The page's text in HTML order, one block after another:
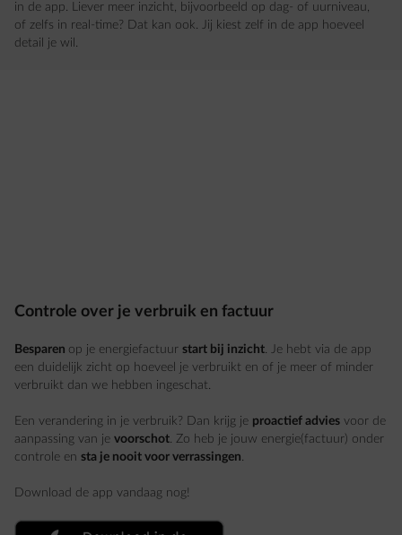
in de app. Liever meer inzicht, bijvoorbeeld op dag- of uurniveau,
of zelfs in real-time? Dat kan ook. Jij kiest zelf in de app hoeveel
detail je wil.
Controle over je verbruik en factuur
Besparen op je energiefactuur start bij inzicht. Je hebt via de app
een duidelijk zicht op hoeveel je verbruikt en of je meer of minder
verbruikt dan we hebben ingeschat.
Een verandering in je verbruik? Dan krijg je proactief advies voor de
aanpassing van je voorschot. Zo heb je jouw energie(factuur) onder
controle en sta je nooit voor verrassingen.
Download de app vandaag nog!